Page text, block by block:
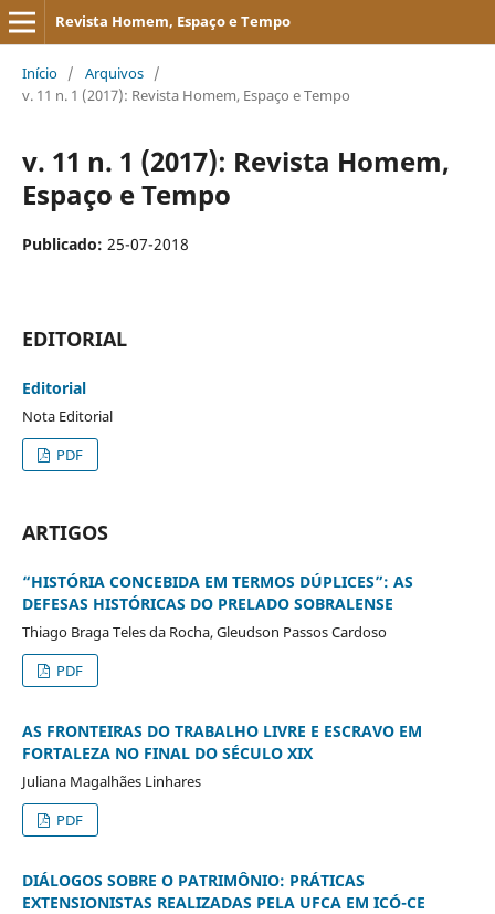
Revista Homem, Espaço e Tempo
Início / Arquivos /
v. 11 n. 1 (2017): Revista Homem, Espaço e Tempo
v. 11 n. 1 (2017): Revista Homem,
Espaço e Tempo
Publicado: 25-07-2018
EDITORIAL
Editorial
Nota Editorial
PDF
ARTIGOS
“HISTÓRIA CONCEBIDA EM TERMOS DÚPLICES”: AS
DEFESAS HISTÓRICAS DO PRELADO SOBRALENSE
Thiago Braga Teles da Rocha, Gleudson Passos Cardoso
PDF
AS FRONTEIRAS DO TRABALHO LIVRE E ESCRAVO EM
FORTALEZA NO FINAL DO SÉCULO XIX
Juliana Magalhães Linhares
PDF
DIÁLOGOS SOBRE O PATRIMÔNIO: PRÁTICAS
EXTENSIONISTAS REALIZADAS PELA UFCA EM ICÓ-CE